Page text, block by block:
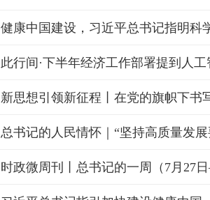
健康中国建设，习近平总书记指明科
此行间·下半年经济工作部署提到人
新思想引领新征程丨在党的旗帜下书
时政微周刊丨总书记的一周（7月27